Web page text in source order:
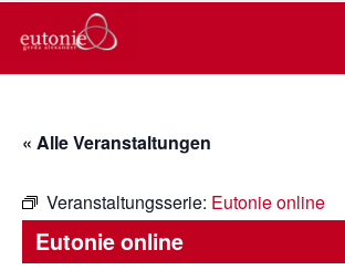
Inhalt
EUTONIE.DE
Lebensbalance durch körperliche
« Alle Veranstaltungen
Veranstaltungsserie: Eutonie online
Eutonie online